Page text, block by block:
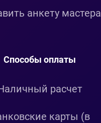
анкету мастера
Способы оплаты
расчет
карты (в